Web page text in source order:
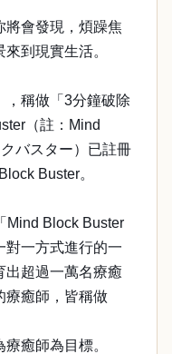
將會發現，煩躁焦
到現實生活。
，稱做「3分鐘破除
（註：Mind
バスター）已註冊
Buster。
Mind Block Buster
對一方式進行的一
出超過一萬名療癒
療癒師，皆稱做
癒師為目標。